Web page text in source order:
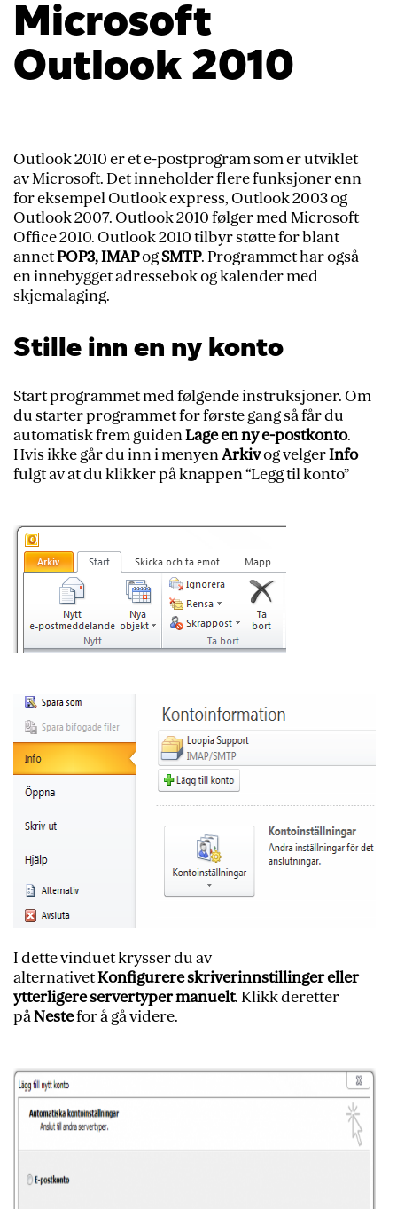
Microsoft
Outlook 2010
Outlook 2010 er et e-postprogram som er utviklet
av Microsoft. Det inneholder flere funksjoner enn
for eksempel Outlook express, Outlook 2003 og
Outlook 2007. Outlook 2010 følger med Microsoft
Office 2010. Outlook 2010 tilbyr støtte for blant
annetPOP3, IMAPogSMTP. Programmet har også
en innebygget adressebok og kalender med
skjemalaging.
Stille inn en ny konto
Start programmet med følgende instruksjoner. Om
du starter programmet for første gang så får du
automatisk frem guidenLage en ny e-postkonto.
Hvis ikke går du inn i menyenArkivog velgerInfo
fulgt av at du klikker på knappen “Legg til konto”
I dette vinduet krysser du av
alternativetKonfigurere skriverinnstillinger eller
ytterligere servertyper manuelt. Klikk deretter
påNestefor å gå videre.